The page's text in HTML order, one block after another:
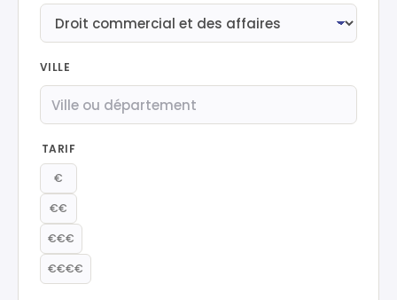
VILLE
TARIF
€
€€
€€€
€€€€